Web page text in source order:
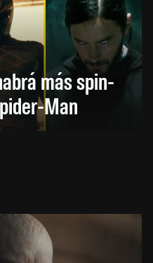
más spin-
Man